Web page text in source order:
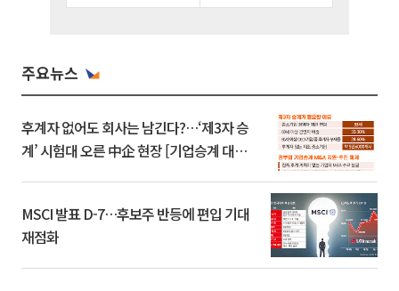
주요뉴스
후계자 없어도 회사는 남긴다?…‘제3자 승
계’ 시험대 오른 中企 현장 [기업승계 대전
MSCI 발표 D-7…후보주 반등에 편입 기대
재점화